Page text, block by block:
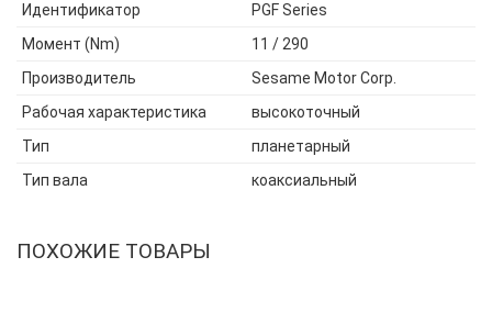
Идентификатор
PGF Series
Момент (Nm)
11 / 290
Производитель
Sesame Motor Corp.
Рабочая характеристика
высокоточный
Тип
планетарный
Тип вала
коаксиальный
ПОХОЖИЕ ТОВАРЫ